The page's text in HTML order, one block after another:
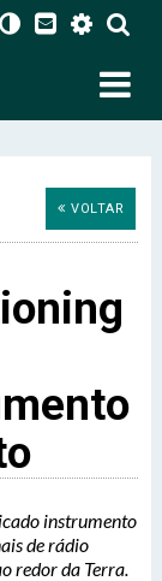
VOLTAR
instrumento
de rádio
redor da Terra.